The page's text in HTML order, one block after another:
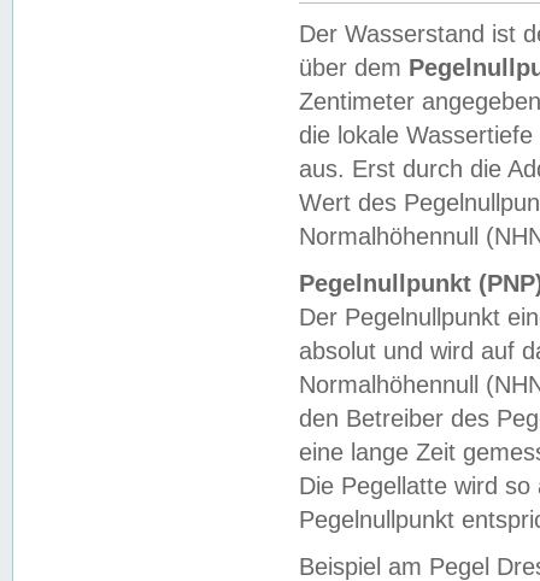
Der Wasserstand ist
über dem
Zentimeter
die lokale
aus. Erst durch die
Wert des
Normalhöhennull
Pegelnullpunkt
Der Pegelnullpunkt
absolut und wird auf
Normalhöhennull
den Betreiber des
eine lange Zeit
Die Pegellatte wird
Pegelnullpunkt
Beispiel am Pegel